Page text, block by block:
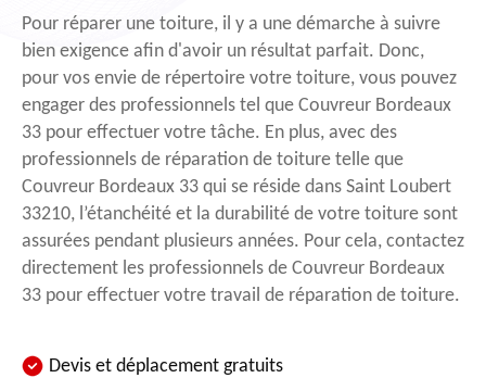
Pour réparer une toiture, il y a une démarche à suivre
bien exigence afin d'avoir un résultat parfait. Donc,
pour vos envie de répertoire votre toiture, vous pouvez
engager des professionnels tel que Couvreur Bordeaux
33 pour effectuer votre tâche. En plus, avec des
professionnels de réparation de toiture telle que
Couvreur Bordeaux 33 qui se réside dans Saint Loubert
33210, l’étanchéité et la durabilité de votre toiture sont
assurées pendant plusieurs années. Pour cela, contactez
directement les professionnels de Couvreur Bordeaux
33 pour effectuer votre travail de réparation de toiture.
Devis et déplacement gratuits